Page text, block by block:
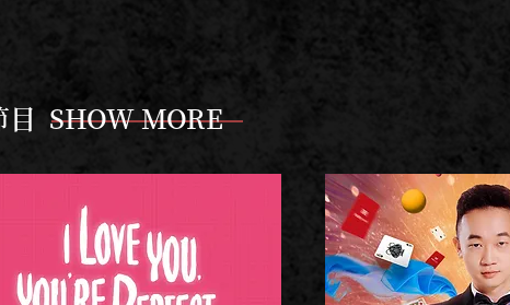
目 SHOW MORE